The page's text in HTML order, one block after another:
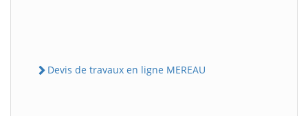
Devis de travaux en ligne MEREAU